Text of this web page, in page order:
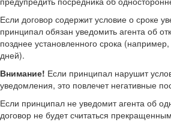
Если договор содержит условие о сроке
принципал обязан уведомить агента об
позднее установленного срока
дней).
Внимание! Если принципал нарушит
уведомления, это повлечет негативные
Если принципал не уведомит агента об
договор не будет считаться